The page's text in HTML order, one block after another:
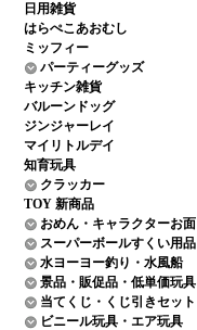
日用雑貨
はらぺこあおむし
ミッフィー
パーティーグッズ
キッチン雑貨
バルーンドッグ
ジンジャーレイ
マイリトルデイ
知育玩具
クラッカー
TOY 新商品
おめん・キャラクターお面
スーパーボールすくい用品
水ヨーヨー釣り・水風船
景品・販促品・低単価玩具
当てくじ・くじ引きセット
ビニール玩具・エア玩具